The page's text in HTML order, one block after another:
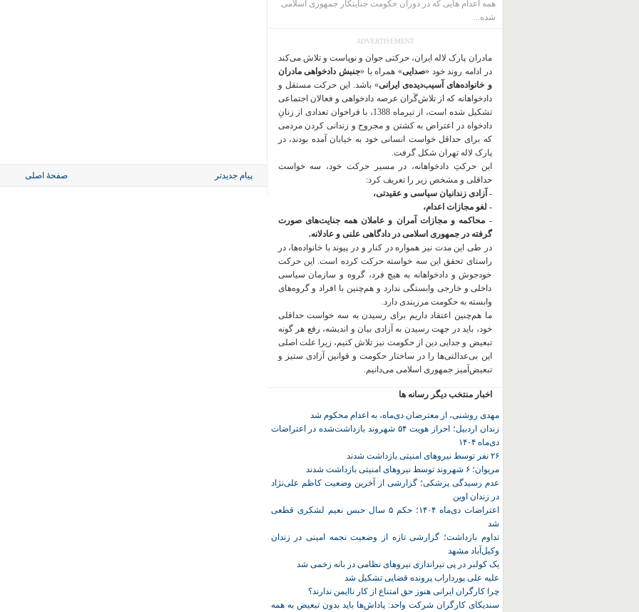
پیام جدیدتر صفحهٔ اصلی
همه اعدام هایی که در دوران حکومت جنایتکار جمهوری اسلامی
شده...
ADVERTISEMENT
مادران پارک لاله ایران، حرکتی جوان و نوپاست و تلاش می‌کند
در ادامه روند خود «صدایی» همراه با «جنبش دادخواهی مادران
و خانواده‌های آسیب‌دیده‌ی ایرانی» باشد. این حرکت مستقل و
دادخواهانه که از تلاش‌گَران عرصه دادخواهی و فعالان اجتماعی
تشکیل شده است، از تیرماه 1388، با فراخوان تعدادی از زنانِ
دادخواه در اعتراض به کشتن و مجروح و زندانی کردن مردمی
که برای حداقل خواست انسانی خود به خیابان آمده بودند، در
پارک لاله تهران شکل گرفت.
این حرکتِ دادخواهانه، در مسیر حرکت خود، سه خواست
حداقلی و مشخص زیر را تعریف کرد:
- آزادی زندانیان سیاسی و عقیدتی،
- لغو مجازات اعدام،
- محاکمه و مجازات آمران و عاملان همه جنایت‌های صورت
گرفته در جمهوری اسلامی در دادگاهی علنی و عادلانه.
در طی این مدت نیز همواره در کنار و در پیوند با خانواده‌ها، در
راستای تحقق این سه خواسته حرکت کرده است. این حرکت
خودجوش و دادخواهانه به هیچ فرد، گروه و سازمان سیاسی
داخلی و خارجی وابستگی ندارد و هم‌چنین با افراد و گروه‌های
وابسته به حکومت مرزبندی دارد.
ما هم‌چنین اعتقاد داریم برای رسیدن به سه خواست حداقلی
خود، باید در جهت رسیدن به آزادی بیان و اندیشه، رفع هر گونه
تبعیض و جدایی دین از حکومت نیز تلاش کنیم، زیرا علت اصلی
این بی‌عدالتی‌ها را در ساختار حکومت و قوانین آزادی ستیز و
تبعیض‌آمیز جمهوری اسلامی می‌دانیم.
اخبار منتخب دیگر رسانه ها
مهدی روشنی، از معترضان دی‌ماه، به اعدام محکوم شد
زندان اردبیل؛ احراز هویت ۵۴ شهروند بازداشت‌شده در اعتراضات
دی‌ماه ۱۴۰۴
۲۶ نفر توسط نیروهای امنیتی بازداشت شدند
مریوان؛ ۶ شهروند توسط نیروهای امنیتی بازداشت شدند
عدم رسیدگی پزشکی؛ گزارشی از آخرین وضعیت کاظم علی‌نژاد
در زندان اوین
اعتراضات دی‌ماه ۱۴۰۴؛ حکم ۵ سال حبس نعیم لشکری قطعی
شد
تداوم بازداشت؛ گزارشی تازه از وضعیت نجمه امینی در زندان
وکیل‌آباد مشهد
یک کولبر در پی تیراندازی نیروهای نظامی در بانه زخمی شد
علیه علی پورداراب پرونده قضایی تشکیل شد
چرا کارگران ایرانی هنوز حق امتناع از کار ناایمن ندارند؟
سندیکای کارگران شرکت واحد: پاداش‌ها باید بدون تبعیض به همه